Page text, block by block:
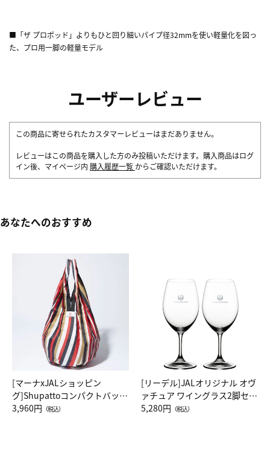
■「ザ プロポッド」よりもひと回り細いパイプ径32mmを使い軽量化を図っ
た、プロ用一脚の軽量モデル
ユーザーレビュー
この商品に寄せられたカスタマーレビューはまだありません。
レビューはこの商品を購入した方のみ投稿いただけます。購入商品はログ
イン後、マイページ内 購入履歴一覧 からご確認いただけます。
あなたへのおすすめ
[マーナxJALショッピン
グ]Shupattoコンパクトバッグ
Drop JAL客室乗務員（LC）ス
3,960円 （税込）
[リーデル]JALオリジナル オヴ
ァチュア ワイングラス2脚セッ
ト（レッドワイン）
5,280円 （税込）